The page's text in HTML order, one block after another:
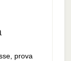
prova